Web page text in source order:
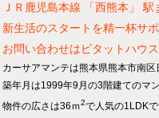
ＪＲ鹿児島本線 「西熊本」
新生活のスタートを精一杯サ
お問い合わせはピタットハウ
カーサアマンテは熊本県熊本市南
築年月は1999年9月の3階建てのマ
物件の広さは36ｍ2で人気の1LDKで